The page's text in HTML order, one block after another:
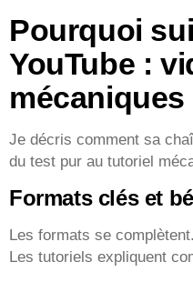
Pourquoi
YouTube :
Je décris comment sa
du test pur au tutoriel
Formats clés et
Les formats se
Les tutoriels expliquent